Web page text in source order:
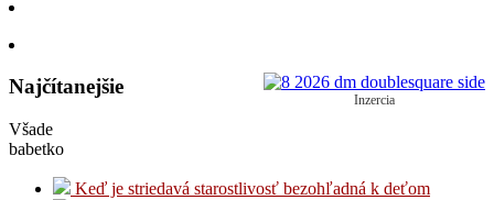
Inzercia
Najčítanejšie
Všade
babetko
Keď je striedavá starostlivosť bezohľadná k deťom